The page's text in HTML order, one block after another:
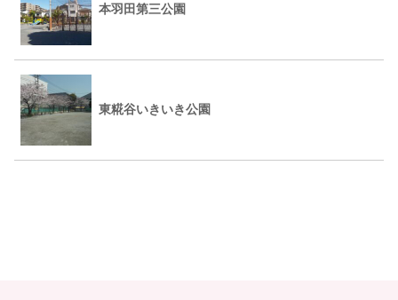
本羽田第三公園
東糀谷いきいき公園